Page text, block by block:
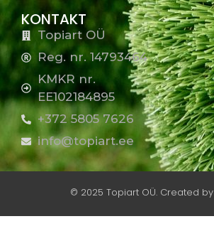
KONTAKT
Topiart OÜ
Reg. nr. 14793464
KMKR nr.
EE102184895
+372 5805 7626
info@topiart.ee
© 2025 Topiart OÜ. Created by